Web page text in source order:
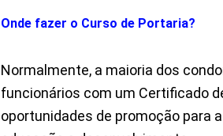
Onde fazer o Curso de Portaria?
Normalmente, a maioria dos
funcionários com um Certificado
oportunidades de promoção para